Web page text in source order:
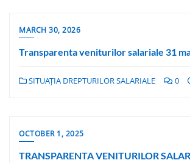
MARCH 30, 2026
Transparenta veniturilor salariale 31
SITUAȚIA DREPTURILOR SALARIALE 0
OCTOBER 1, 2025
TRANSPARENTA VENITURILOR